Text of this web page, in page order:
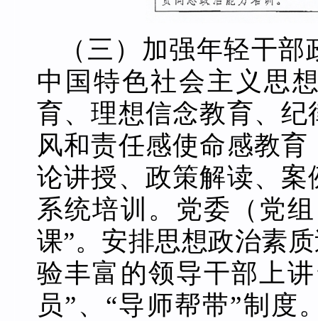
（三）加强年轻干
中国特色社会主义思
育、理想信念教育、
风和责任感使命感教
论讲授、政策解读、
系统培训。党委（党
课”。安排思想政治素
验丰富的领导干部上
员”、“导师帮带”制度